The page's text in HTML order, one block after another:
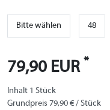
Bitte wählen 48
79,90 EUR *
Inhalt 1 Stück
Grundpreis 79,90 € / Stück